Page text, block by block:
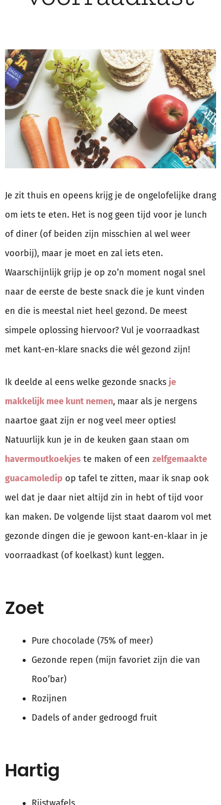
Je zit thuis en opeens krijg je de ongelofelijke drang
om iets te eten. Het is nog geen tijd voor je lunch
of diner (of beiden zijn misschien al wel weer
voorbij), maar je moet en zal iets eten.
Waarschijnlijk grijp je op zo’n moment nogal snel
naar de eerste de beste snack die je kunt vinden
en die is meestal niet heel gezond. De meest
simpele oplossing hiervoor? Vul je voorraadkast
met kant-en-klare snacks die wél gezond zijn!
Ik deelde al eens welke gezonde snacks je
makkelijk mee kunt nemen, maar als je nergens
naartoe gaat zijn er nog veel meer opties!
Natuurlijk kun je in de keuken gaan staan om
havermoutkoekjes te maken of een zelfgemaakte
guacamoledip op tafel te zitten, maar ik snap ook
wel dat je daar niet altijd zin in hebt of tijd voor
kan maken. De volgende lijst staat daarom vol met
gezonde dingen die je gewoon kant-en-klaar in je
voorraadkast (of koelkast) kunt leggen.
Zoet
Pure chocolade (75% of meer)
Gezonde repen (mijn favoriet zijn die van
Roo’bar)
Rozijnen
Dadels of ander gedroogd fruit
Hartig